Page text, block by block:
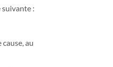
suivante :
au